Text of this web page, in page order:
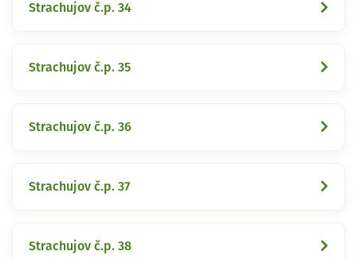
Strachujov č.p. 34
Strachujov č.p. 35
Strachujov č.p. 36
Strachujov č.p. 37
Strachujov č.p. 38